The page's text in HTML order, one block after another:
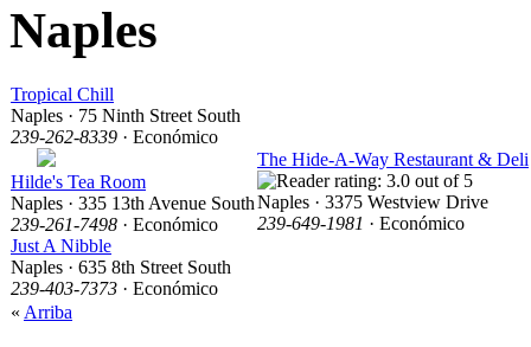
Naples
Tropical Chill
Naples · 75 Ninth Street South
239-262-8339 · Económico
Hilde's Tea Room
Naples · 335 13th Avenue South
239-261-7498 · Económico
Just A Nibble
Naples · 635 8th Street South
239-403-7373 · Económico
The Hide-A-Way Restaurant & Deli
Naples · 3375 Westview Drive
239-649-1981 · Económico
« Arriba